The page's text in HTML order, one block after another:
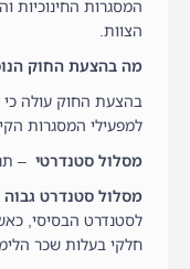
המסגרות החינוכיות
הצוות.
מה בהצעת החוק
בהצעת החוק עולה כי
למפעילי המסגרות
מסלול סטנדרטי–
מסלול סטנדרט גבוה
לסטנדרט הבסיסי,
חלקי בעלות שכר